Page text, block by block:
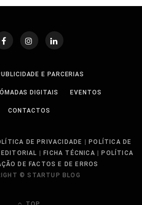
E PARCERIAS
DIGITAIS EVENTOS
CONTACTOS
DE PRIVACIDADE |POLÍTICA DE
|FICHA TÉCNICA |POLÍTICA
DE FACTOS E DE ERROS
© STARTUP BLOG